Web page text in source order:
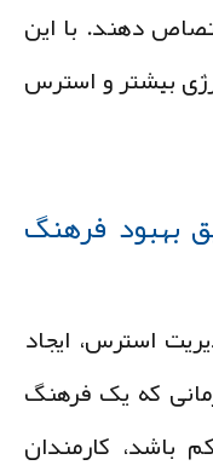
دهند. با این
بیشتر و استرس
فرهنگ
استرس،ایجاد
که یک فرهنگ
کارمندان